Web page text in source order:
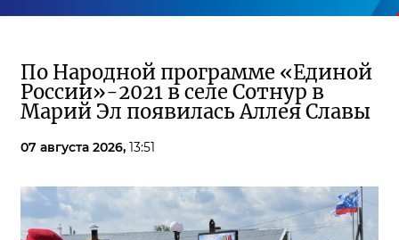
По Народной программе «Единой
России»-2021 в селе Сотнур в
Марий Эл появилась Аллея Славы
07 августа 2026, 13:51